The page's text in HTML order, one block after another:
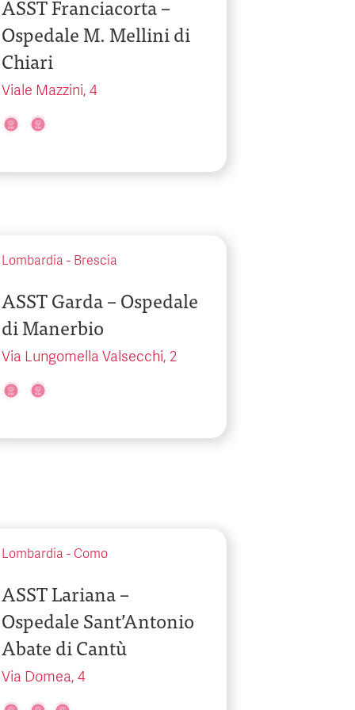
ASST Franciacorta –
Ospedale M. Mellini di
Chiari
Viale Mazzini, 4
Lombardia - Brescia
ASST Garda – Ospedale
di Manerbio
Via Lungomella Valsecchi, 2
Lombardia - Como
ASST Lariana –
Ospedale Sant’Antonio
Abate di Cantù
Via Domea, 4